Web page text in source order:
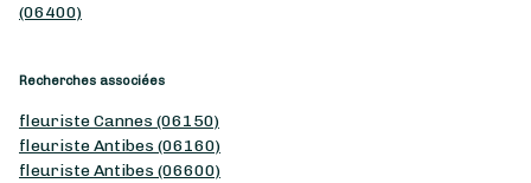
(06400)
Recherches associées
fleuriste Cannes (06150)
fleuriste Antibes (06160)
fleuriste Antibes (06600)